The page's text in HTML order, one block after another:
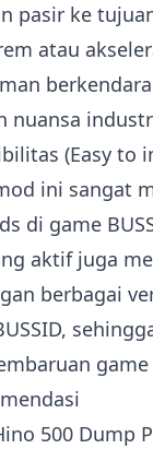
pasir ke
atau
nuansa
(Easy to
ini sangat
di game
aktif juga
berbagai
500 Dump